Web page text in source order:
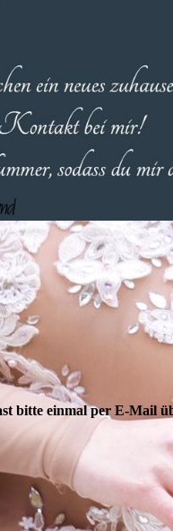
bitte einmal per E-